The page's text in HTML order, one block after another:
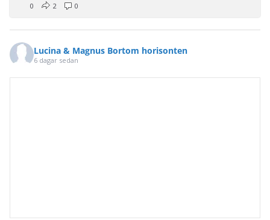
0 2 0
Lucina & Magnus Bortom horisonten
6 dagar sedan